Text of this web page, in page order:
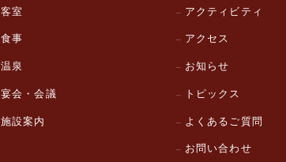
客室
食事
温泉
宴会・会議
施設案内
アクティビティ
アクセス
お知らせ
トピックス
よくあるご質問
お問い合わせ